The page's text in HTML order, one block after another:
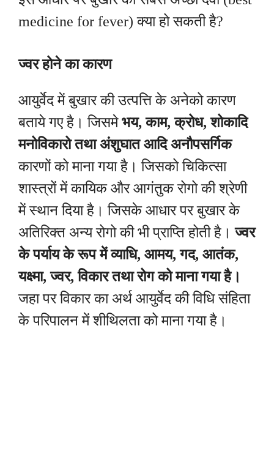
medicine for fever) क्या हो सकती है?
ज्वर होने का कारण
आयुर्वेद में बुखार की उत्पत्ति के अनेको कारण
बताये गए है। जिसमेभय, काम, क्रोध, शोकादि
मनोविकारो तथा अंशुघात आदि अनौपसर्गिक
कारणों को माना गया है। जिसको चिकित्सा
शास्त्रों में कायिक और आगंतुक रोगो की श्रेणी
में स्थान दिया है। जिसके आधार पर बुखार के
अतिरिक्त अन्य रोगो की भी प्राप्ति होती है।ज्वर
के पर्याय के रूप में व्याधि, आमय, गद, आतंक,
यक्ष्मा, ज्वर, विकार तथा रोग को माना गया है।
जहा पर विकार का अर्थ आयुर्वेद की विधि संहिता
के परिपालन में शीथिलता को माना गया है।